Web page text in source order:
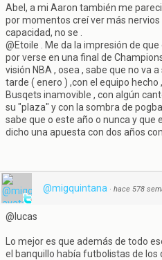
Abel, a mi Aaron también me
por momentos creí ver más
capacidad, no se .
@Etoile . Me da la impresión de
por verse en una final de
visión NBA , osea , sabe que no va
tarde ( enero ) ,con el equipo
Busqets inamovible , con algún
su "plaza" y con la sombra de
sabe que o este año o nunca y que
dicho una apuesta con dos años
@migquintana · hace 578
@lucas
Lo mejor es que además de todo
el banquillo había futbolistas de los